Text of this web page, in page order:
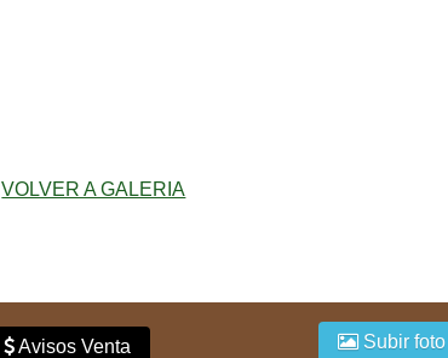
VOLVER A GALERIA
Avisos Venta
Subir foto